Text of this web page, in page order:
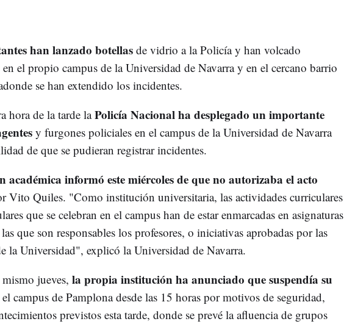
han lanzado botellasde vidrio a la Policía y han volcado
en el propio campus de la Universidad de Navarra y en el cercano barrio
se han extendido los incidentes.
hora de la tarde laPolicía Nacional ha desplegado un importante
y furgones policiales en el campus de la Universidad de Navarra
de que se pudieran registrar incidentes.
académica informó este miércoles de que no autorizaba el acto
Vito Quiles. "Como institución universitaria, las actividades curriculares
que se celebran en el campus han de estar enmarcadas en asignaturas
que son responsables los profesores, o iniciativas aprobadas por las
la Universidad", explicó la Universidad de Navarra.
jueves, la propia institución ha anunciado que suspendía su
campus de Pamplona desde las 15 horas por motivos de seguridad,
previstos esta tarde, donde se prevé la afluencia de grupos